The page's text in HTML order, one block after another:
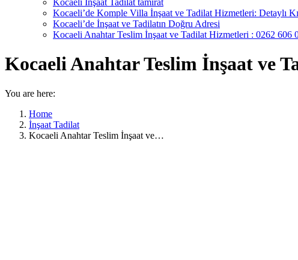
Kocaeli İnşaat Tadilat tamirat
Kocaeli’de Komple Villa İnşaat ve Tadilat Hizmetleri: Detaylı
Kocaeli’de İnşaat ve Tadilatın Doğru Adresi
Kocaeli Anahtar Teslim İnşaat ve Tadilat Hizmetleri : 0262 606
Kocaeli Anahtar Teslim İnşaat ve
You are here:
Home
İnşaat Tadilat
Kocaeli Anahtar Teslim İnşaat ve…